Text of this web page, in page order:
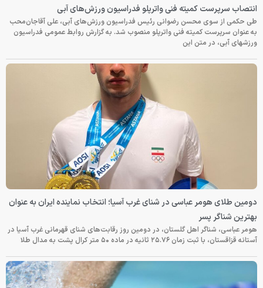
انتصاب سرپرست کمیته فنی واترپلو فدراسیون ورزش‌های آبی
طی حکمی از سوی محسن رضوانی رئیس فدراسیون ورزش‌های آبی، علی آقاجان‌محب
به عنوان سرپرست کمیته فنی واترپلو منصوب شد. به گزارش روابط عمومی فدراسیون
ورزشهای آبی، در متن این
دومین طلای هومر عباسی در شنای غرب آسیا؛ انتخاب نماینده ایران به عنوان
بهترین شناگر پسر
هومر عباسی، شناگر اهل گلستان، در دومین روز رقابت‌های شنای قهرمانی غرب آسیا در
آستانه قزاقستان، با ثبت زمان ۲۵.۷۶ ثانیه در ماده ۵۰ متر کرال پشت به مدال طلا